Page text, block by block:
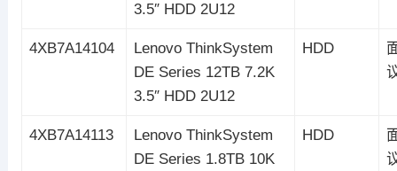
3.5″ HDD 2U12
4XB7A14104
Lenovo ThinkSystem
DE Series 12TB 7.2K
3.5″ HDD 2U12
HDD
4XB7A14113
Lenovo ThinkSystem
DE Series 1.8TB 10K
HDD